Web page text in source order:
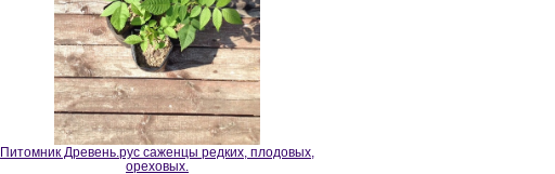
Питомник Древень.рус саженцы редких, плодовых,
ореховых.